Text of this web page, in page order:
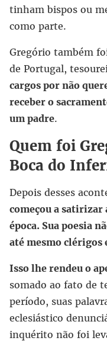
tinham bispos ou
como parte.
Gregório também
de Portugal,
cargos por não
receber o
um padre.
Quem foi
Boca do
Depois desses
começou a satirizar
época. Sua poesia
até mesmo clérigos
Isso lhe rendeu o
somado ao fato de
período, suas
eclesiástico
inquérito não foi